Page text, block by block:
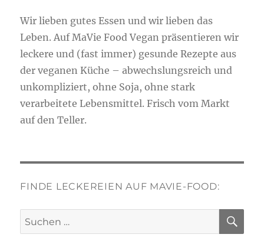
Wir lieben gutes Essen und wir lieben das
Leben. Auf MaVie Food Vegan präsentieren wir
leckere und (fast immer) gesunde Rezepte aus
der veganen Küche – abwechslungsreich und
unkompliziert, ohne Soja, ohne stark
verarbeitete Lebensmittel. Frisch vom Markt
auf den Teller.
FINDE LECKEREIEN AUF MAVIE-FOOD:
Suchen
nach: